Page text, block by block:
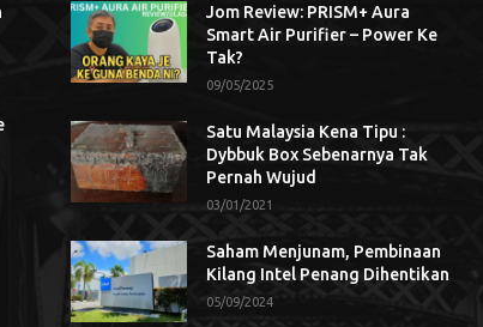
Jom Review: PRISM+ Aura
Smart Air Purifier – Power Ke
Tak?
09/05/2025
Satu Malaysia Kena Tipu :
Dybbuk Box Sebenarnya Tak
Pernah Wujud
03/01/2021
Saham Menjunam, Pembinaan
Kilang Intel Penang Dihentikan
05/09/2024